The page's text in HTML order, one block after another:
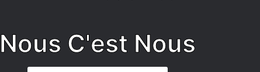
Nous C'est Nous